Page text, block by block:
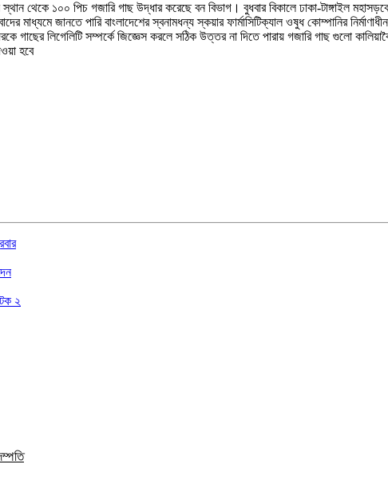
স্থান থেকে ১০০ পিচ গজারি গাছ উদ্ধার করেছে বন বিভাগ। বুধবার বিকালে ঢাকা-টাঙ্গাইল
মাধ্যমে জানতে পারি বাংলাদেশের স্বনামধন্য স্কয়ার ফার্মাসিটিক্যাল ওষুধ কোম্পানির
লিগেলিটি সম্পর্কে জিজ্ঞেস করলে সঠিক উত্তর না দিতে পারায় গজারি গাছ গুলো
হবে
২